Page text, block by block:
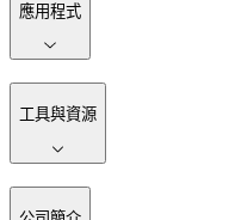
應用程式
工具與資源